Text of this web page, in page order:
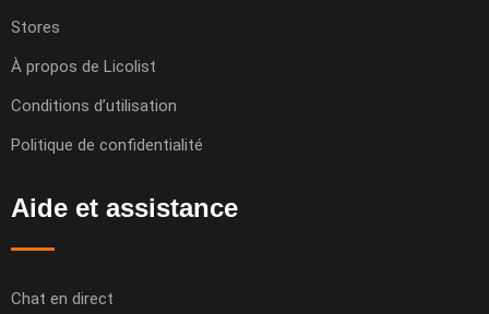
Stores
À propos de Licolist
Conditions d’utilisation
Politique de confidentialité
Aide et assistance
Chat en direct